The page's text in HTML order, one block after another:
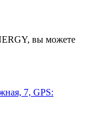
вы можете
7, GPS: